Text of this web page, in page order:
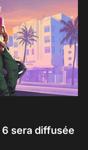
6 sera diffusée